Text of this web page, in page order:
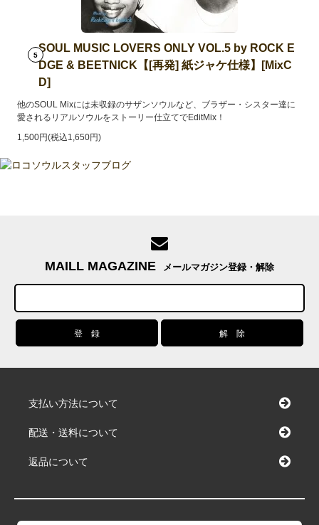
5
SOUL MUSIC LOVERS ONLY VOL.5 by ROCK E
DGE & BEETNICK【[再発] 紙ジャケ仕様】[MixC
D]
他のSOUL Mixには未収録のサザンソウルなど、ブラザー・シスター達に
愛されるリアルソウルをストーリー仕立てでEditMix！
1,500円(税込1,650円)
MAILL MAGAZINE メールマガジン登録・解除
支払い方法について
配送・送料について
返品について